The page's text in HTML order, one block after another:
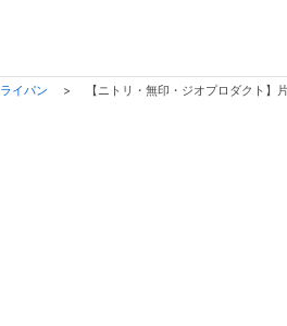
イパン > 【ニトリ・無印・ジオプロダクト